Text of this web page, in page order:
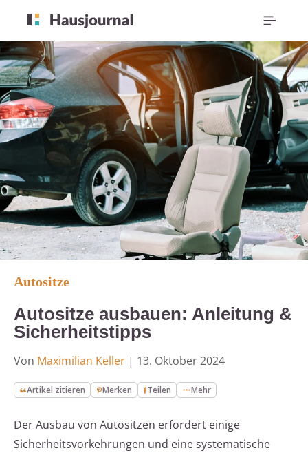
Autositze
Autositze ausbauen: Anleitung &
Sicherheitstipps
Von Maximilian Keller | 13. Oktober 2024
Artikel zitieren Merken Teilen Mehr
Der Ausbau von Autositzen erfordert einige
Sicherheitsvorkehrungen und eine systematische